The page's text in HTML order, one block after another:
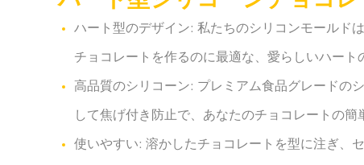
ハート型のデザイン: 私たちのシリコンモールド
チョコレートを作るのに最適な、愛らしいハート
高品質のシリコーン: プレミアム食品グレードの
して焦げ付き防止で、あなたのチョコレートの簡
使いやすい: 溶かしたチョコレートを型に注ぎ、